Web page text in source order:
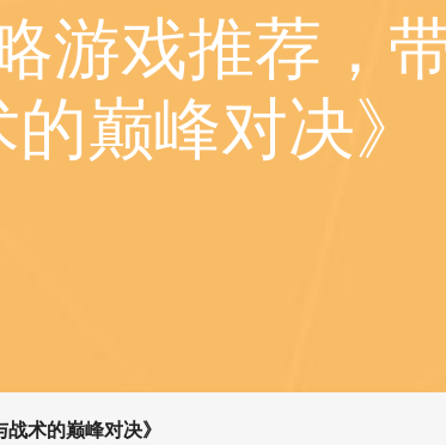
游戏推荐，
巅峰对决》
术的巅峰对决》